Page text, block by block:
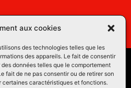
aux cookies
des technologies telles que les
des appareils. Le fait de consentir
données telles que le comportement
fait de ne pas consentir ou de retirer son
caractéristiques et fonctions.